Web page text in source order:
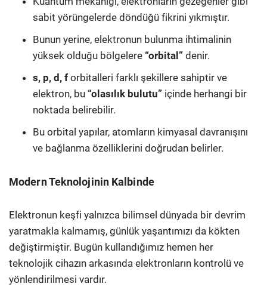
sabit yörüngelerde döndüğü fikrini yıkmıştır.
Bunun yerine, elektronun bulunma ihtimalinin
yüksek olduğu bölgelere “orbital” denir.
s, p, d, f orbitalleri farklı şekillere sahiptir ve
elektron, bu “olasılık bulutu” içinde herhangi bir
noktada belirebilir.
Bu orbital yapılar, atomların kimyasal davranışını
ve bağlanma özelliklerini doğrudan belirler.
Modern Teknolojinin Kalbinde
Elektronun keşfi yalnızca bilimsel dünyada bir devrim
yaratmakla kalmamış, günlük yaşantımızı da kökten
değiştirmiştir. Bugün kullandığımız hemen her
teknolojik cihazın arkasında elektronların kontrolü ve
yönlendirilmesi vardır.